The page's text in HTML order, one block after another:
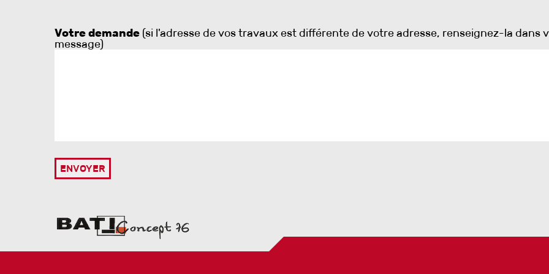
Votre demande (si l'adresse de vos travaux est différente de votre adresse, renseignez-la dans
message)